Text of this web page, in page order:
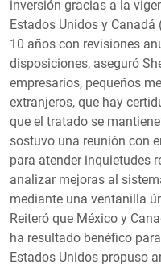
inversión gracias a la
Estados Unidos y Canadá
10 años con revisiones
disposiciones, aseguró
empresarios, pequeños
extranjeros, que hay
que el tratado se
sostuvo una reunión con
para atender inquietudes
analizar mejoras al
mediante una ventanilla
Reiteró que México y
ha resultado benéfico
Estados Unidos propuso